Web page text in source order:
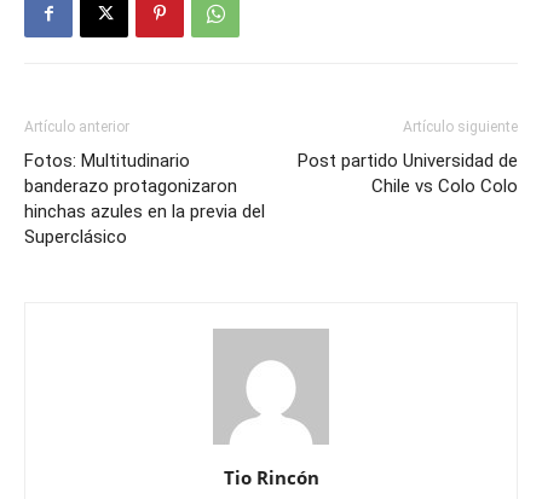
Artículo anterior
Fotos: Multitudinario
banderazo protagonizaron
hinchas azules en la previa del
Superclásico
Artículo siguiente
Post partido Universidad de
Chile vs Colo Colo
Tio Rincón